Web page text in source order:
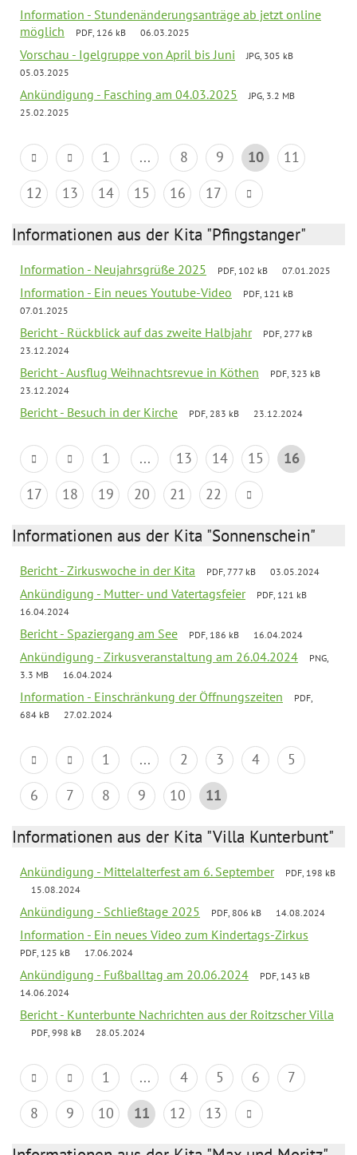
Information - Stundenänderungsanträge ab jetzt online
möglich
PDF, 126 kB 06.03.2025
Vorschau - Igelgruppe von April bis Juni
JPG, 305 kB
05.03.2025
Ankündigung - Fasching am 04.03.2025
JPG, 3.2 MB
25.02.2025
1 ... 8 9 10
11
12
13 14 15 16 17
Informationen aus der Kita "Pfingstanger"
Information - Neujahrsgrüße 2025 PDF, 102 kB 07.01.2025
Information - Ein neues Youtube-Video
PDF, 121 kB
07.01.2025
Bericht - Rückblick auf das zweite Halbjahr
PDF, 277 kB
23.12.2024
Bericht - Ausflug Weihnachtsrevue in Köthen
PDF, 323 kB
23.12.2024
Bericht - Besuch in der Kirche PDF, 283 kB 23.12.2024
1 ... 13 14 15
16
17
18 19 20 21 22
Informationen aus der Kita "Sonnenschein"
Bericht - Zirkuswoche in der Kita PDF, 777 kB 03.05.2024
Ankündigung - Mutter- und Vatertagsfeier
PDF, 121 kB
16.04.2024
Bericht - Spaziergang am See PDF, 186 kB 16.04.2024
Ankündigung - Zirkusveranstaltung am 26.04.2024
PNG,
3.3 MB
16.04.2024
Information - Einschränkung der Öffnungszeiten
PDF,
684 kB
27.02.2024
1 ... 2 3 4
5
6
7 8 9 10 11
Informationen aus der Kita "Villa Kunterbunt"
Ankündigung - Mittelalterfest am 6. September
PDF, 198 kB
15.08.2024
Ankündigung - Schließtage 2025 PDF, 806 kB 14.08.2024
Information - Ein neues Video zum Kindertags-Zirkus
PDF, 125 kB 17.06.2024
Ankündigung - Fußballtag am 20.06.2024
PDF, 143 kB
14.06.2024
Bericht - Kunterbunte Nachrichten aus der Roitzscher Villa
PDF, 998 kB 28.05.2024
1 ... 4 5 6
7
8
9 10 11 12 13